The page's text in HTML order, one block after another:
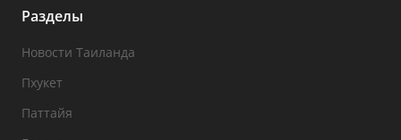
Разделы
Новости Таиланда
Пхукет
Паттайя